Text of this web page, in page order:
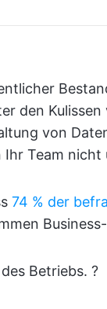
den
von
Ihr Team
74 % der
Betriebs. ?